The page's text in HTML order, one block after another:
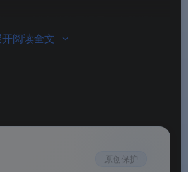
跨设备切换无缝衔接。
会话管理更高效。
开阅读全文
原创保护